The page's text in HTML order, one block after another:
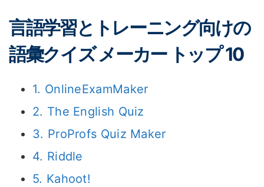
言語学習とトレーニング向けの
語彙クイズ メーカー トップ 10
1. OnlineExamMaker
2. The English Quiz
3. ProProfs Quiz Maker
4. Riddle
5. Kahoot!